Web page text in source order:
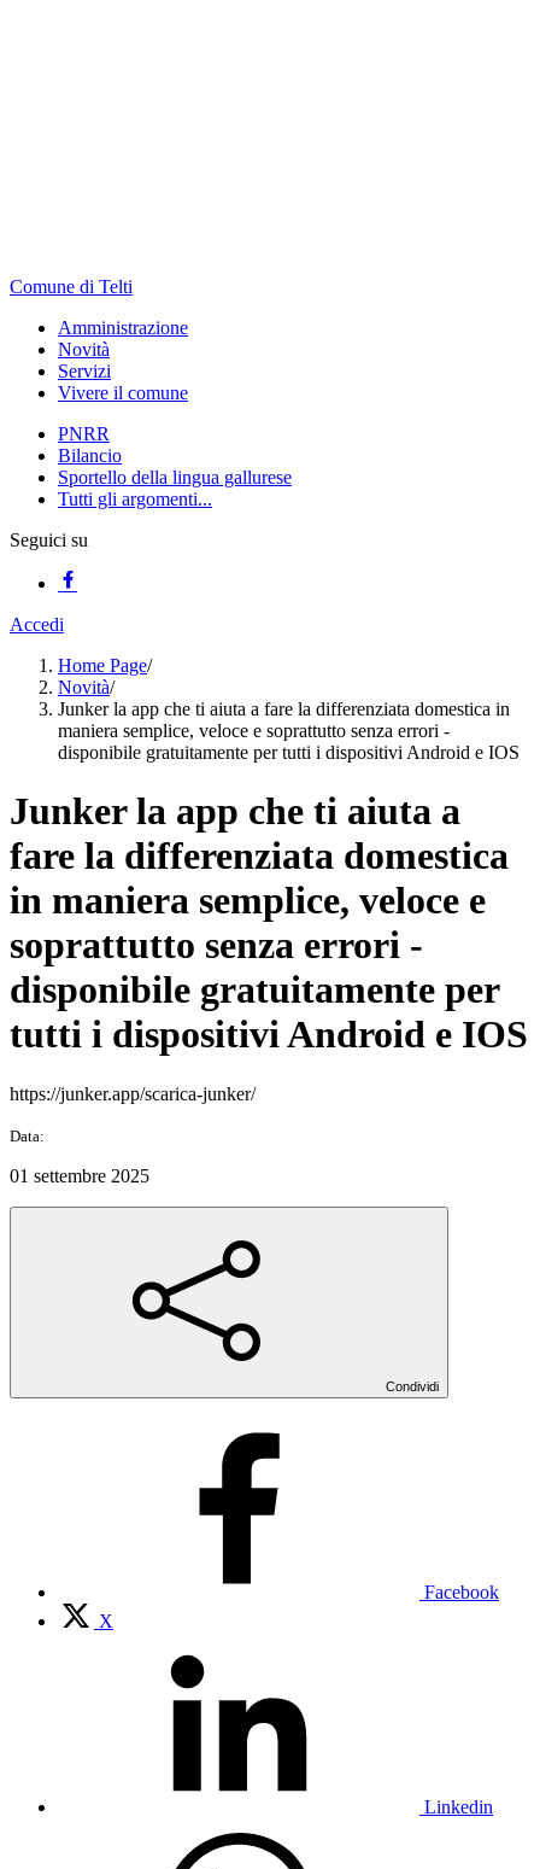
Comune di Telti
Amministrazione
Novità
Servizi
Vivere il comune
PNRR
Bilancio
Sportello della lingua gallurese
Tutti gli argomenti...
Seguici su
Accedi
Home Page/
Novità/
Junker la app che ti aiuta a fare la differenziata domestica in
maniera semplice, veloce e soprattutto senza errori -
disponibile gratuitamente per tutti i dispositivi Android e IOS
Junker la app che ti aiuta a
fare la differenziata domestica
in maniera semplice, veloce e
soprattutto senza errori -
disponibile gratuitamente per
tutti i dispositivi Android e IOS
https://junker.app/scarica-junker/
Data:
01 settembre 2025
Condividi
Facebook
X
Linkedin